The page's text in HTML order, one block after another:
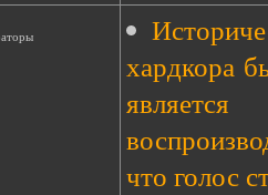
хардкора
что голос